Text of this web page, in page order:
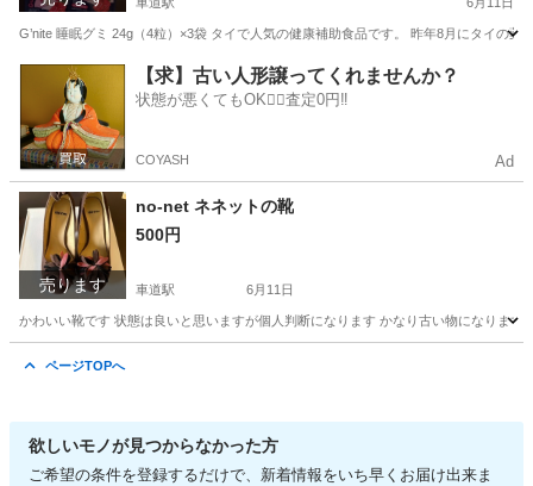
G’nite 睡眠グミ 24g（4粒）×3袋 タイで人気の健康補助食品です。 昨年8月にタイの
愛知 名古屋市 車道駅 健康食品
【求】古い人形譲ってくれませんか？
状態が悪くてもOK🙆‍♀️査定0円‼️
COYASH Ad
売ります
no-net ネネットの靴
500円
車道駅 6月11日
かわいい靴です 状態は良いと思いますが個人判断になります かなり古い物になります
ページTOPへ
欲しいモノが見つからなかった方
ご希望の条件を登録するだけで、新着情報をいち早くお届け出来ま